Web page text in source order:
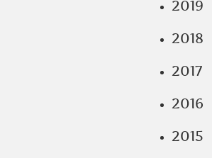
2019
2018
2017
2016
2015